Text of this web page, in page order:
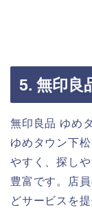
5. 無印良
無印良品 ゆめ
ゆめタウン下
やすく、探し
豊富です。店
どサービスを